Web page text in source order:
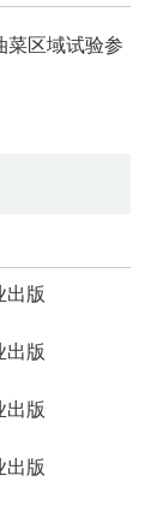
菜区域试验参
出版
出版
出版
出版